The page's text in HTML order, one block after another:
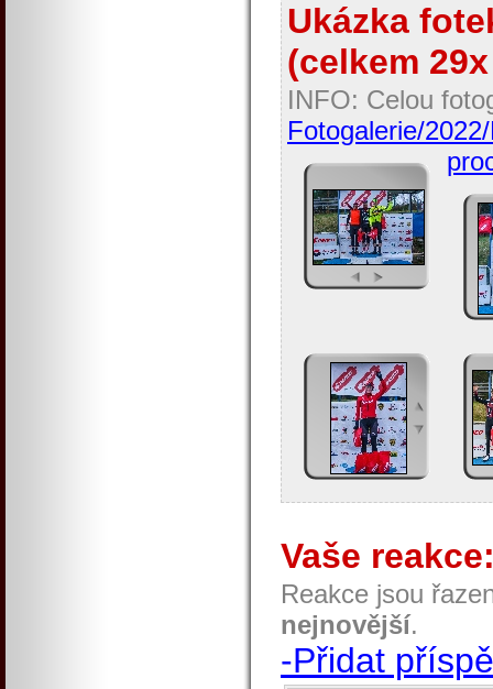
Ukázka
(celkem
INFO: Celou
Fotogalerie/
Vaše
Reakce jsou
nejnovější.
-Přidat